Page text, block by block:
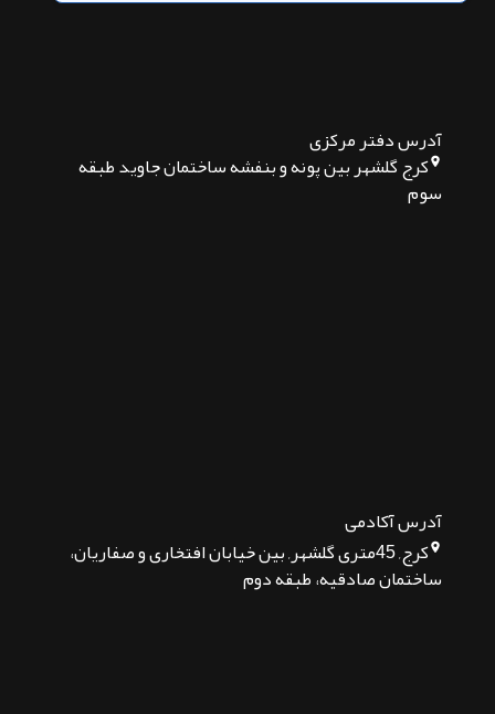
آدرس دفتر مرکزی
کرج گلشهر بین پونه و بنفشه ساختمان جاوید طبقه
سوم
آدرس آکادمی
کرج, 45متری گلشهر, بین خیابان افتخاری و صفاریان،
ساختمان صادقیه، طبقه دوم